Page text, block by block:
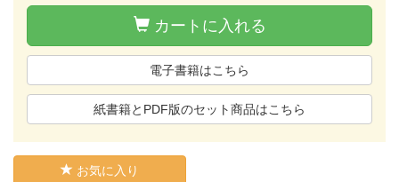
カートに入れる
電子書籍はこちら
紙書籍とPDF版のセット商品はこちら
お気に入り